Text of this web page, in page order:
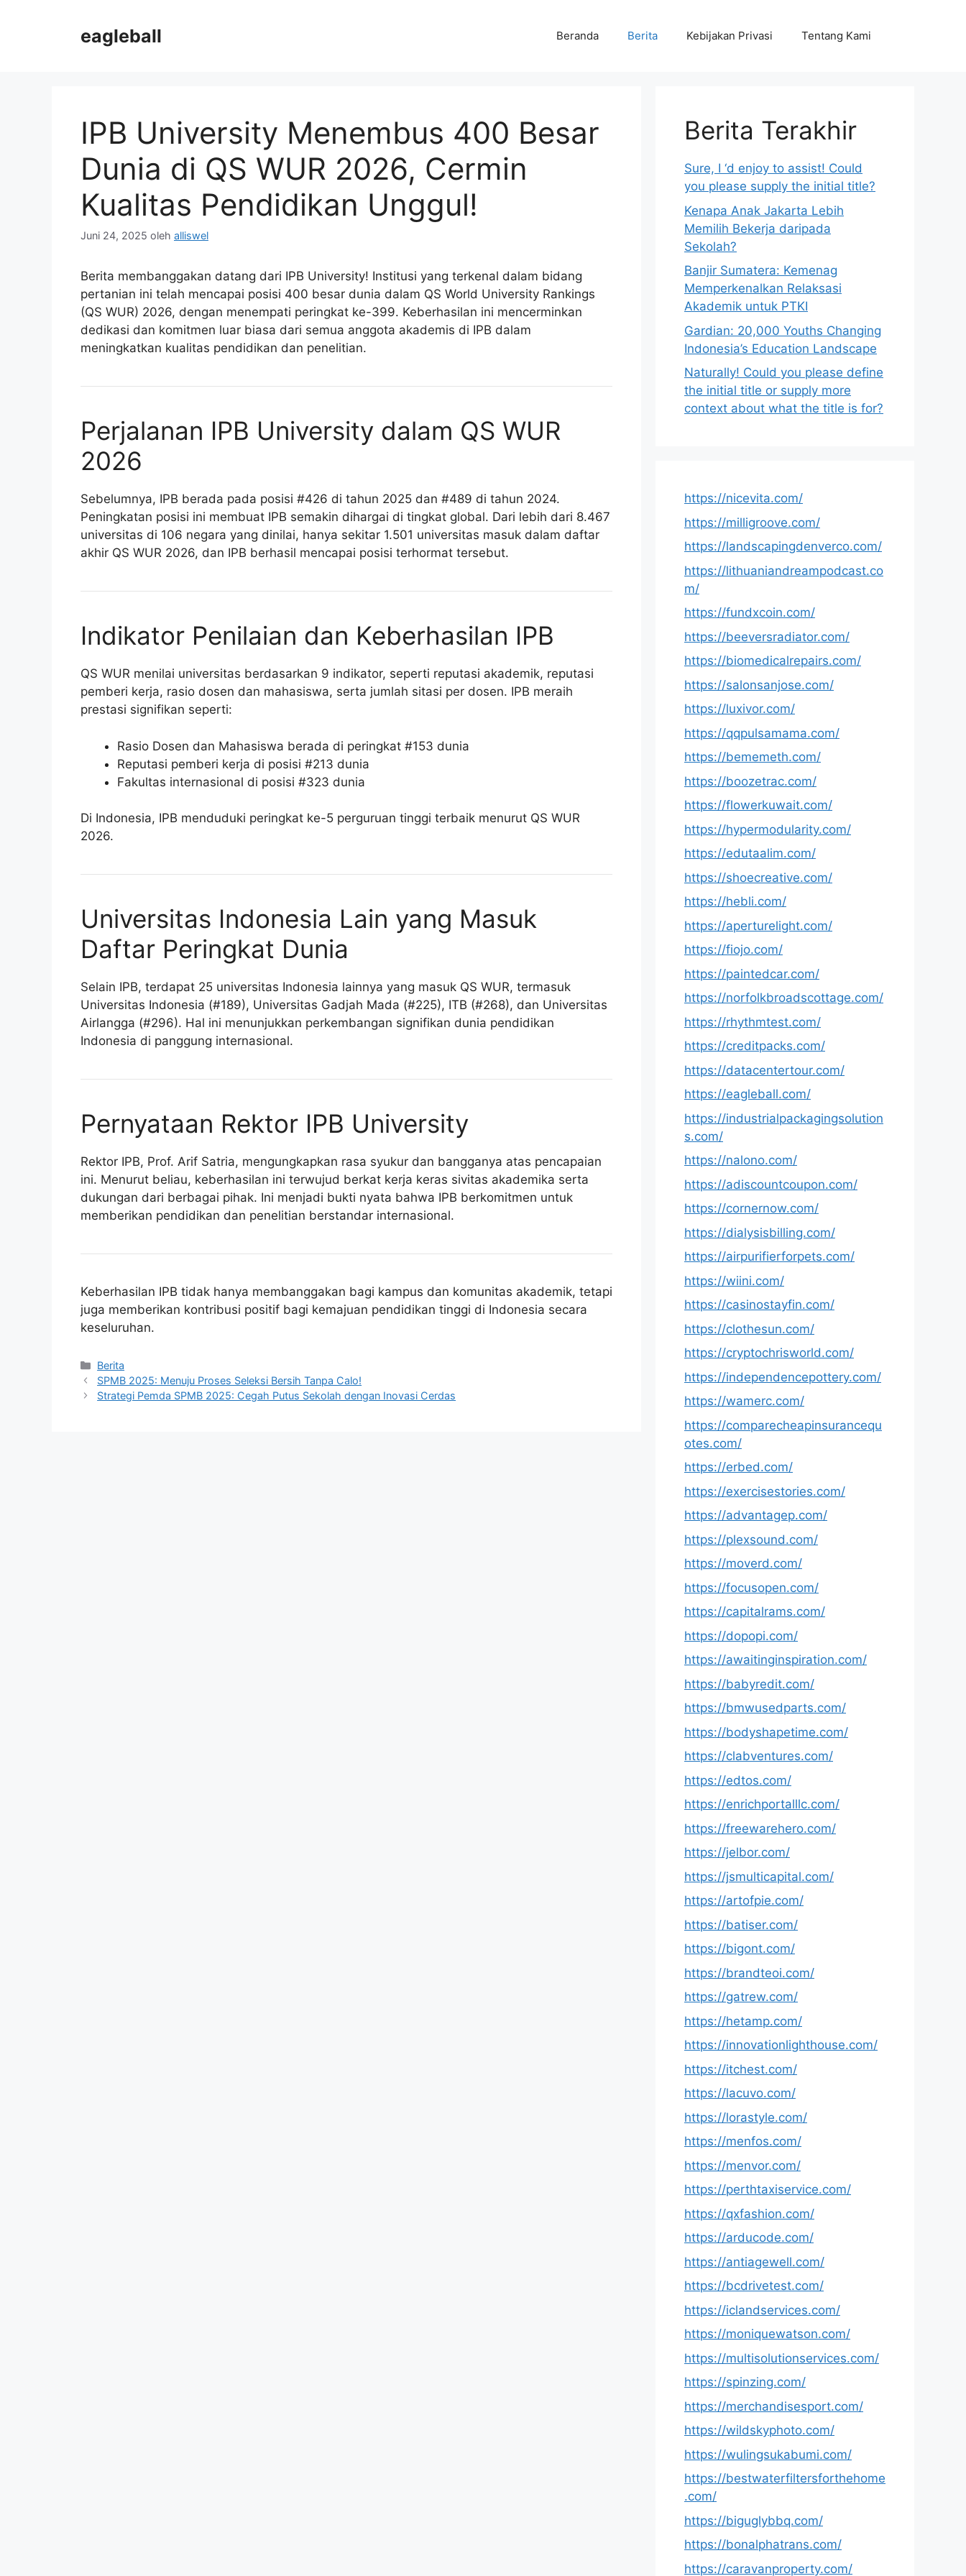
eagleball Beranda Berita Kebijakan Privasi Tentang Kami
IPB University Menembus 400 Besar
Dunia di QS WUR 2026, Cermin
Kualitas Pendidikan Unggul!
Juni 24, 2025 oleh alliswel
Berita membanggakan datang dari IPB University! Institusi yang terkenal dalam bidang
pertanian ini telah mencapai posisi 400 besar dunia dalam QS World University Rankings
(QS WUR) 2026, dengan menempati peringkat ke-399. Keberhasilan ini mencerminkan
dedikasi dan komitmen luar biasa dari semua anggota akademis di IPB dalam
meningkatkan kualitas pendidikan dan penelitian.
Perjalanan IPB University dalam QS WUR
2026
Sebelumnya, IPB berada pada posisi #426 di tahun 2025 dan #489 di tahun 2024.
Peningkatan posisi ini membuat IPB semakin dihargai di tingkat global. Dari lebih dari 8.467
universitas di 106 negara yang dinilai, hanya sekitar 1.501 universitas masuk dalam daftar
akhir QS WUR 2026, dan IPB berhasil mencapai posisi terhormat tersebut.
Indikator Penilaian dan Keberhasilan IPB
QS WUR menilai universitas berdasarkan 9 indikator, seperti reputasi akademik, reputasi
pemberi kerja, rasio dosen dan mahasiswa, serta jumlah sitasi per dosen. IPB meraih
prestasi signifikan seperti:
Rasio Dosen dan Mahasiswa berada di peringkat #153 dunia
Reputasi pemberi kerja di posisi #213 dunia
Fakultas internasional di posisi #323 dunia
Di Indonesia, IPB menduduki peringkat ke-5 perguruan tinggi terbaik menurut QS WUR
2026.
Universitas Indonesia Lain yang Masuk
Daftar Peringkat Dunia
Selain IPB, terdapat 25 universitas Indonesia lainnya yang masuk QS WUR, termasuk
Universitas Indonesia (#189), Universitas Gadjah Mada (#225), ITB (#268), dan Universitas
Airlangga (#296). Hal ini menunjukkan perkembangan signifikan dunia pendidikan
Indonesia di panggung internasional.
Pernyataan Rektor IPB University
Rektor IPB, Prof. Arif Satria, mengungkapkan rasa syukur dan bangganya atas pencapaian
ini. Menurut beliau, keberhasilan ini terwujud berkat kerja keras sivitas akademika serta
dukungan dari berbagai pihak. Ini menjadi bukti nyata bahwa IPB berkomitmen untuk
memberikan pendidikan dan penelitian berstandar internasional.
Keberhasilan IPB tidak hanya membanggakan bagi kampus dan komunitas akademik, tetapi
juga memberikan kontribusi positif bagi kemajuan pendidikan tinggi di Indonesia secara
keseluruhan.
Kategori
Berita
SPMB 2025: Menuju Proses Seleksi Bersih Tanpa Calo!
Strategi Pemda SPMB 2025: Cegah Putus Sekolah dengan Inovasi Cerdas
Berita Terakhir
Sure, I ‘d enjoy to assist! Could
you please supply the initial title?
Kenapa Anak Jakarta Lebih
Memilih Bekerja daripada
Sekolah?
Banjir Sumatera: Kemenag
Memperkenalkan Relaksasi
Akademik untuk PTKI
Gardian: 20,000 Youths Changing
Indonesia’s Education Landscape
Naturally! Could you please define
the initial title or supply more
context about what the title is for?
https://nicevita.com/
https://milligroove.com/
https://landscapingdenverco.com/
https://lithuaniandreampodcast.co
m/
https://fundxcoin.com/
https://beeversradiator.com/
https://biomedicalrepairs.com/
https://salonsanjose.com/
https://luxivor.com/
https://qqpulsamama.com/
https://bememeth.com/
https://boozetrac.com/
https://flowerkuwait.com/
https://hypermodularity.com/
https://edutaalim.com/
https://shoecreative.com/
https://hebli.com/
https://aperturelight.com/
https://fiojo.com/
https://paintedcar.com/
https://norfolkbroadscottage.com/
https://rhythmtest.com/
https://creditpacks.com/
https://datacentertour.com/
https://eagleball.com/
https://industrialpackagingsolution
s.com/
https://nalono.com/
https://adiscountcoupon.com/
https://cornernow.com/
https://dialysisbilling.com/
https://airpurifierforpets.com/
https://wiini.com/
https://casinostayfin.com/
https://clothesun.com/
https://cryptochrisworld.com/
https://independencepottery.com/
https://wamerc.com/
https://comparecheapinsurancequ
otes.com/
https://erbed.com/
https://exercisestories.com/
https://advantagep.com/
https://plexsound.com/
https://moverd.com/
https://focusopen.com/
https://capitalrams.com/
https://dopopi.com/
https://awaitinginspiration.com/
https://babyredit.com/
https://bmwusedparts.com/
https://bodyshapetime.com/
https://clabventures.com/
https://edtos.com/
https://enrichportalllc.com/
https://freewarehero.com/
https://jelbor.com/
https://jsmulticapital.com/
https://artofpie.com/
https://batiser.com/
https://bigont.com/
https://brandteoi.com/
https://gatrew.com/
https://hetamp.com/
https://innovationlighthouse.com/
https://itchest.com/
https://lacuvo.com/
https://lorastyle.com/
https://menfos.com/
https://menvor.com/
https://perthtaxiservice.com/
https://qxfashion.com/
https://arducode.com/
https://antiagewell.com/
https://bcdrivetest.com/
https://iclandservices.com/
https://moniquewatson.com/
https://multisolutionservices.com/
https://spinzing.com/
https://merchandisesport.com/
https://wildskyphoto.com/
https://wulingsukabumi.com/
https://bestwaterfiltersforthehome
.com/
https://biguglybbq.com/
https://bonalphatrans.com/
https://caravanproperty.com/